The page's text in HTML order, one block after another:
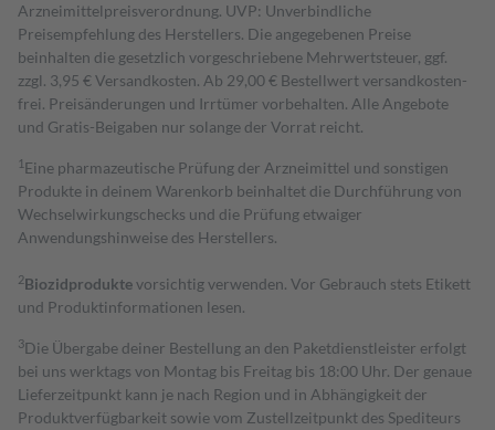
Arzneimittelpreisverordnung. UVP: Unverbindliche
Preisempfehlung des Herstellers. Die angegebenen Preise
beinhalten die gesetzlich vorgeschriebene Mehrwertsteuer, ggf.
zzgl. 3,95 € Versandkosten. Ab 29,00 € Bestell­wert versand­kosten­
frei. Preisänderungen und Irrtümer vorbehalten. Alle Angebote
und Gratis-Beigaben nur solange der Vorrat reicht.
1 Eine pharmazeutische Prüfung der Arzneimittel und sonstigen
Produkte in deinem Warenkorb beinhaltet die Durchführung von
Wechselwirkungschecks und die Prüfung etwaiger
Anwendungshinweise des Herstellers.
2Biozidproduktevorsichtig verwenden. Vor Gebrauch stets Etikett
und Produktinformationen lesen.
3Die Übergabe deiner Bestellung an den Paketdienstleister erfolgt
bei uns werktags von Montag bis Freitag bis 18:00 Uhr. Der genaue
Lieferzeitpunkt kann je nach Region und in Abhängigkeit der
Produktverfügbarkeit sowie vom Zustellzeitpunkt des Spediteurs